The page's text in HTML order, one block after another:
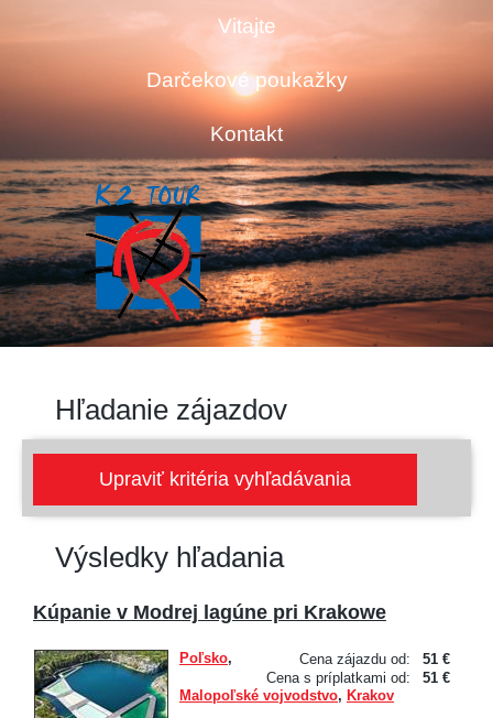
Vitajte
Darčekové poukažky
Kontakt
Hľadanie zájazdov
Výsledky hľadania
Kúpanie v Modrej lagúne pri Krakowe
Cena zájazdu od:
51 €
Cena s príplatkami od:
51 €
Poľsko,
Malopoľské vojvodstvo, Krakov